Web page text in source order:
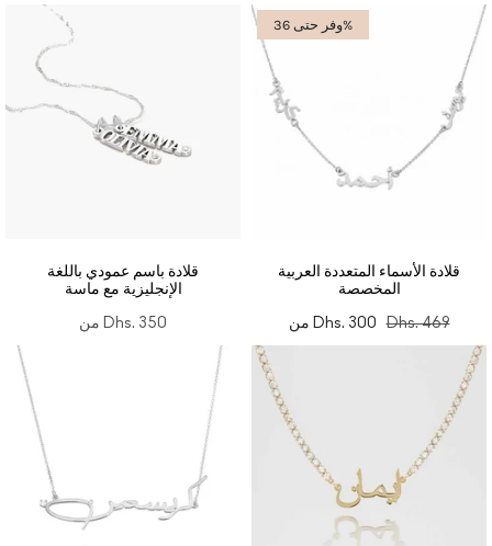
قلادة باسم عمودي باللغة
الإنجليزية مع ماسة
من Dhs. 350
وفر حتى 36%
قلادة الأسماء المتعددة العربية
المخصصة
من Dhs. 300 Dhs. 469